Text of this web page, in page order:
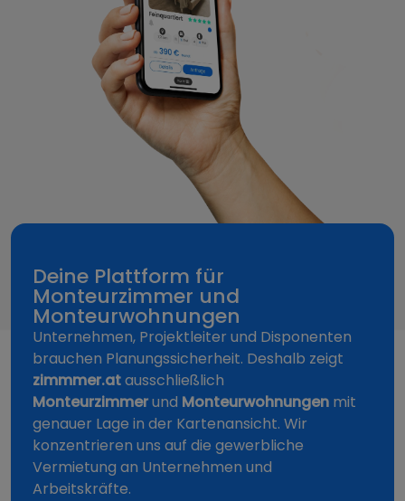
Deine Plattform für
Monteurzimmer und
Monteurwohnungen
Unternehmen, Projektleiter und Disponenten
brauchen Planungssicherheit. Deshalb zeigt
zimmmer.atausschließlich
Monteurzimmerund Monteurwohnungen mit
genauer Lage in der Kartenansicht. Wir
konzentrieren uns auf die gewerbliche
Vermietung an Unternehmen und
Arbeitskräfte.